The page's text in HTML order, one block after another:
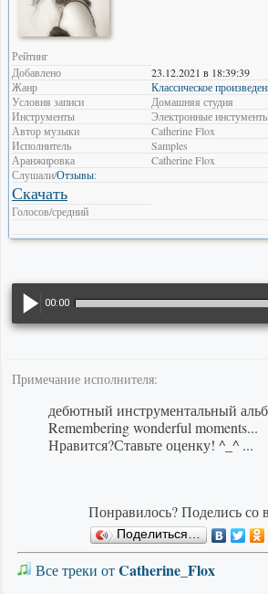
Рейтинг
Добавлено
23.12.2021 в 18:39:39
Жанр
Классическое
Условия записи
Домашняя студия
Инструменты
Электронные
Автор музыки
Catherine Flox
Исполнитель
Samples
Аранжировка
Catherine Flox
Слушали/Отзывы:
Скачать
Голосов/средний
00:00
Примечание исполнителя:
дебютный инструментальный
Remembering wonderful moments...
Нравится?Ставьте оценку! ^_^ ...
Понравилось? Поделись со
Поделиться…
Все треки отCatherine_Flox